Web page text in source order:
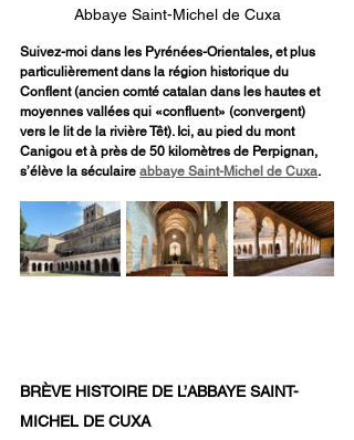
Abbaye Saint-Michel de Cuxa
Suivez-moi dans les Pyrénées-Orientales, et plus
particulièrement dans la région historique du
Conflent (ancien comté catalan dans les hautes et
moyennes vallées qui «confluent» (convergent)
vers le lit de la rivière Têt). Ici, au pied du mont
Canigou et à près de 50 kilomètres de Perpignan,
s’élève la séculaire abbaye Saint-Michel de Cuxa.
BRÈVE HISTOIRE DE L’ABBAYE SAINT-
MICHEL DE CUXA